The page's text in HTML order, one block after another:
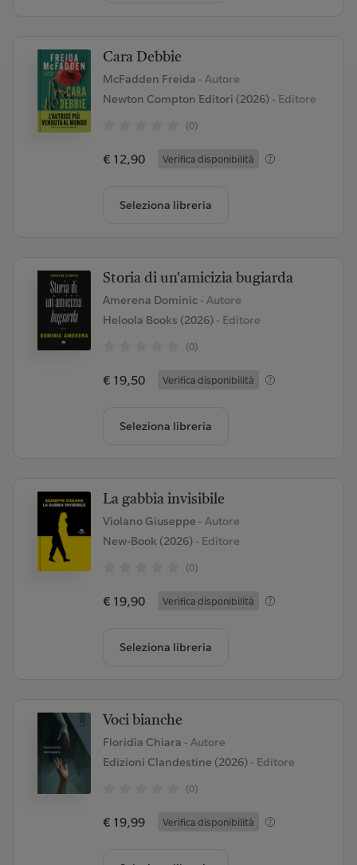
Cara Debbie
McFadden Freida - Autore
Newton Compton Editori (2026)- Editore
(0)
€ 12,90 Verifica disponibilità
Seleziona libreria
Storia di un'amicizia bugiarda
Amerena Dominic - Autore
Heloola Books (2026)- Editore
(0)
€ 19,50 Verifica disponibilità
Seleziona libreria
La gabbia invisibile
Violano Giuseppe - Autore
New-Book (2026)- Editore
(0)
€ 19,90 Verifica disponibilità
Seleziona libreria
Voci bianche
Floridia Chiara - Autore
Edizioni Clandestine (2026)- Editore
(0)
€ 19,99 Verifica disponibilità